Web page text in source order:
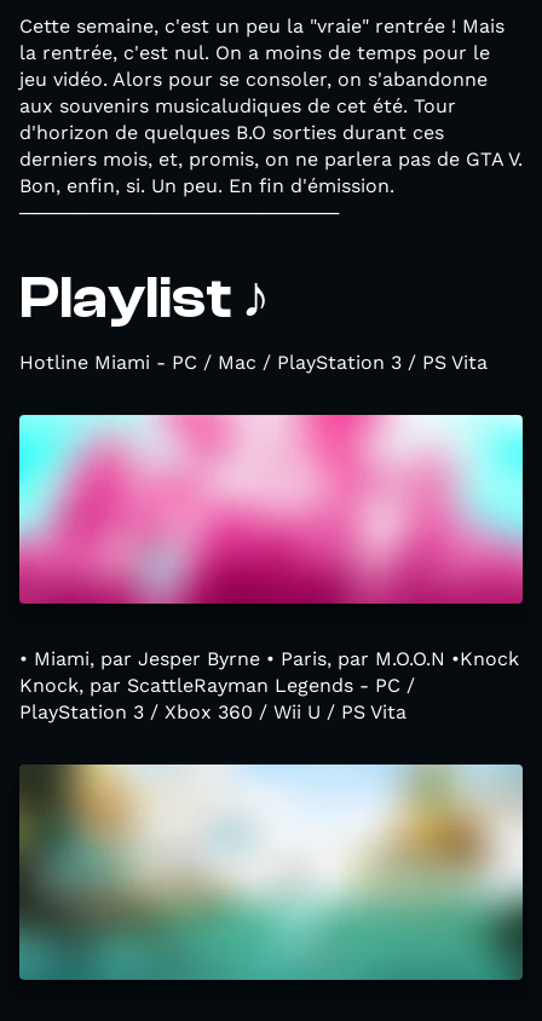
Cette semaine, c'est un peu la "vraie" rentrée ! Mais
la rentrée, c'est nul. On a moins de temps pour le
jeu vidéo. Alors pour se consoler, on s'abandonne
aux souvenirs musicaludiques de cet été. Tour
d'horizon de quelques B.O sorties durant ces
derniers mois, et, promis, on ne parlera pas de GTA V.
Bon, enfin, si. Un peu. En fin d'émission.
────────────────────────
Playlist ♪
Hotline Miami - PC / Mac / PlayStation 3 / PS Vita
• Miami, par Jesper Byrne • Paris, par M.O.O.N •Knock
Knock, par ScattleRayman Legends - PC /
PlayStation 3 / Xbox 360 / Wii U / PS Vita